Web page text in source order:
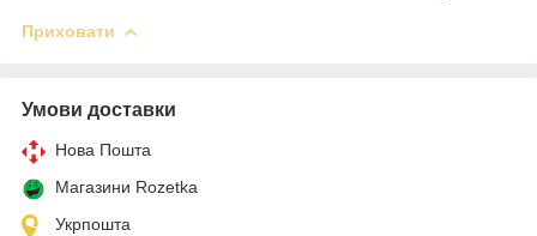
Приховати
Умови доставки
Нова Пошта
Магазини Rozetka
Укрпошта